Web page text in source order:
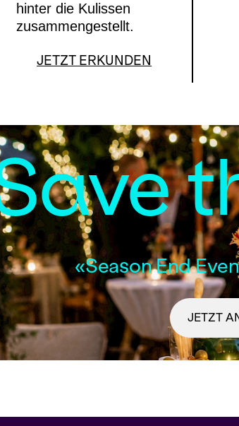
hinter die Kulissen
zusammengestellt.
JETZT ERKUNDEN
«Season End
JETZT